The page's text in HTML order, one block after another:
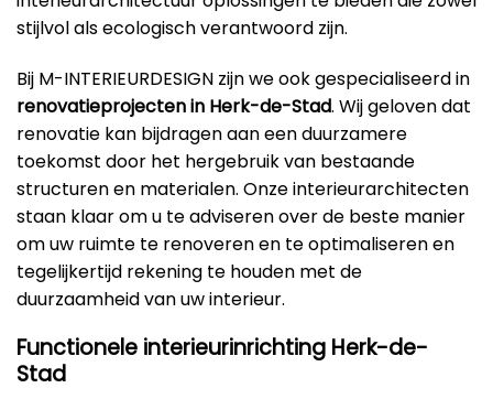
stijlvol als ecologisch verantwoord zijn.
Bij M-INTERIEURDESIGN zijn we ook gespecialiseerd in
renovatieprojecten in Herk-de-Stad. Wij geloven dat
renovatie kan bijdragen aan een duurzamere
toekomst door het hergebruik van bestaande
structuren en materialen. Onze interieurarchitecten
staan klaar om u te adviseren over de beste manier
om uw ruimte te renoveren en te optimaliseren en
tegelijkertijd rekening te houden met de
duurzaamheid van uw interieur.
Functionele interieurinrichting Herk-de-
Stad